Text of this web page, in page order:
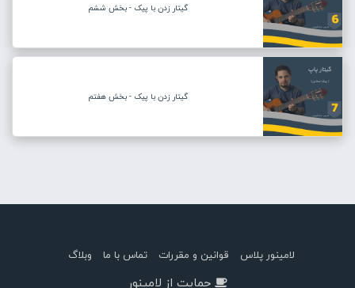
گیتار زدن با پیک - بخش ششم
گیتار زدن با پیک - بخش هفتم
لامینور پلاس قوانین و مقررات تماس با ما وبلاگ
حمایت از لامینور